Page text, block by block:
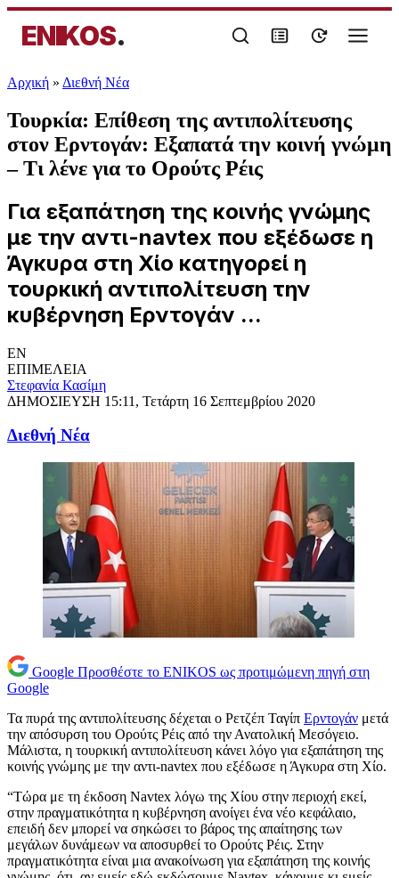
ENIKOS.
Αρχική » Διεθνή Νέα
Τουρκία: Επίθεση της αντιπολίτευσης
στον Ερντογάν: Εξαπατά την κοινή γνώμη
– Τι λένε για το Ορούτς Ρέις
Για εξαπάτηση της κοινής γνώμης
με την αντι-navtex που εξέδωσε η
Άγκυρα στη Χίο κατηγορεί η
τουρκική αντιπολίτευση την
κυβέρνηση Ερντογάν ...
EN
ΕΠΙΜΕΛΕΙΑ
Στεφανία Κασίμη
ΔΗΜΟΣΙΕΥΣΗ 15:11, Τετάρτη 16 Σεπτεμβρίου 2020
Διεθνή Νέα
Google Προσθέστε το ENIKOS ως προτιμώμενη πηγή στη
Google
Τα πυρά της αντιπολίτευσης δέχεται ο Ρετζέπ Ταγίπ Ερντογάν μετά
την απόσυρση του Ορούτς Ρέις από την Ανατολική Μεσόγειο.
Μάλιστα, η τουρκική αντιπολίτευση κάνει λόγο για εξαπάτηση της
κοινής γνώμης με την αντι-navtex που εξέδωσε η Άγκυρα στη Χίο.
“Τώρα με τη έκδοση Navtex λόγω της Χίου στην περιοχή εκεί,
στην πραγματικότητα η κυβέρνηση ανοίγει ένα νέο κεφάλαιο,
επειδή δεν μπορεί να σηκώσει το βάρος της απαίτησης των
μεγάλων δυνάμεων να αποσυρθεί το Ορούτς Ρέις. Στην
πραγματικότητα είναι μια ανακοίνωση για εξαπάτηση της κοινής